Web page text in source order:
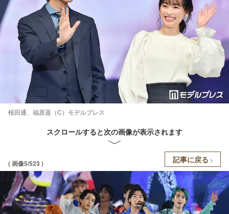
桜田通、福原遥（C）モデルプレス
スクロールすると次の画像が表示されます
( 画像5/523 ) 記事に戻る